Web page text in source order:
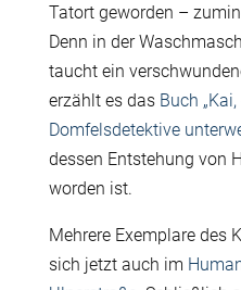
Tatort geworden –
Denn in der
taucht ein
erzählt es das Buch
Domfelsdetektive
dessen Entstehung von
worden ist.
Mehrere Exemplare des
sich jetzt auch im